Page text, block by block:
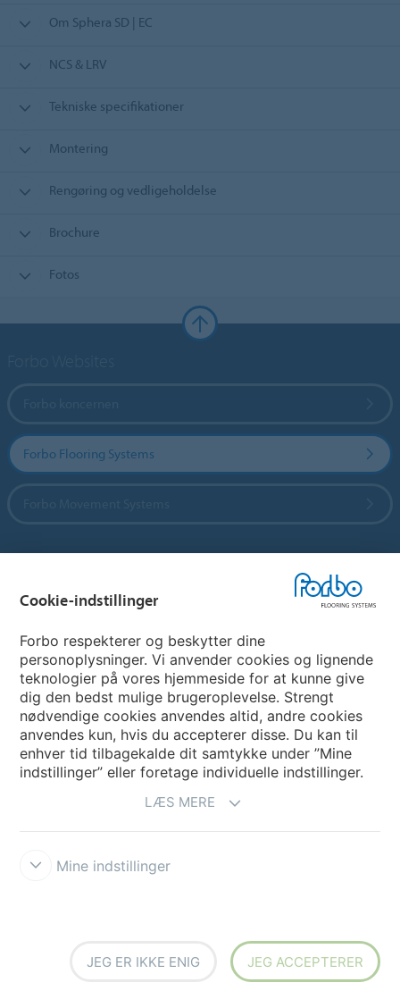
Om Sphera SD | EC
NCS & LRV
Tekniske specifikationer
Montering
Rengøring og vedligeholdelse
Brochure
Fotos
Forbo Flooring Systems
My Forbo
Nuway entrance systems
Cookie-indstillinger
Forbo respekterer og beskytter dine
personoplysninger. Vi anvender cookies og lignende
teknologier på vores hjemmeside for at kunne give
dig den bedst mulige brugeroplevelse. Strengt
nødvendige cookies anvendes altid, andre cookies
anvendes kun, hvis du accepterer disse. Du kan til
enhver tid tilbagekalde dit samtykke under ”Mine
indstillinger” eller foretage individuelle indstillinger.
LÆS MERE
Mine indstillinger
JEG ER IKKE ENIG JEG ACCEPTERER